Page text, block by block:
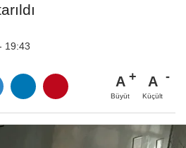
19:43
A
Büyüt
A
Küçült